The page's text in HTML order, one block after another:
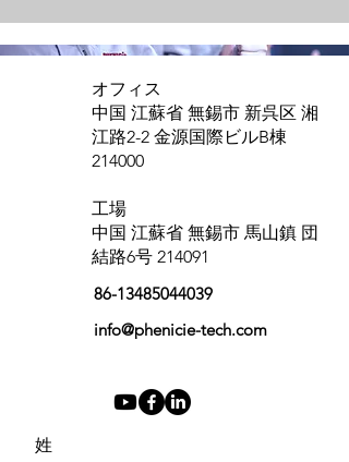
オフィス
中国 江蘇省 無錫市 新呉区 湘
江路2-2 金源国際ビルB棟
214000
工場
中国 江蘇省 無錫市 馬山鎮 団
結路6号 214091
86-13485044039
info@phenicie-tech.com
姓